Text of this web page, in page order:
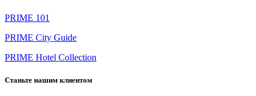
PRIME 101
PRIME City Guide
PRIME Hotel Collection
Станьте нашим клиентом